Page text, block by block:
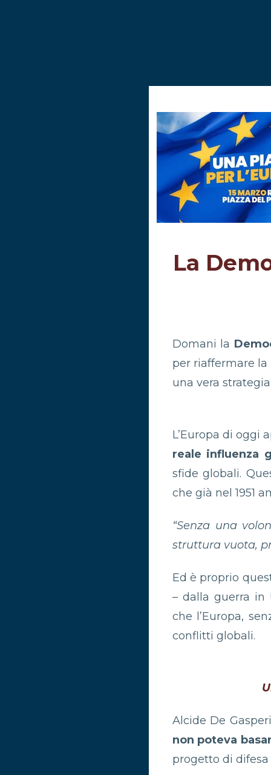
La
Domani la
per riaffermare la
una vera
L’Europa di oggi
reale influenza
sfide globali.
che già nel 1951
“Senza una
struttura vuota,
Ed è proprio
– dalla guerra in
che l’Europa,
conflitti globali.
Alcide De
non poteva
progetto di